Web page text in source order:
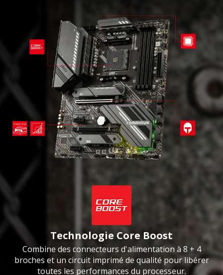
Technologie Core Boost
Combine des connecteurs d'alimentation à 8 + 4
broches et un circuit imprimé de qualité pour libérer
toutes les performances du processeur.